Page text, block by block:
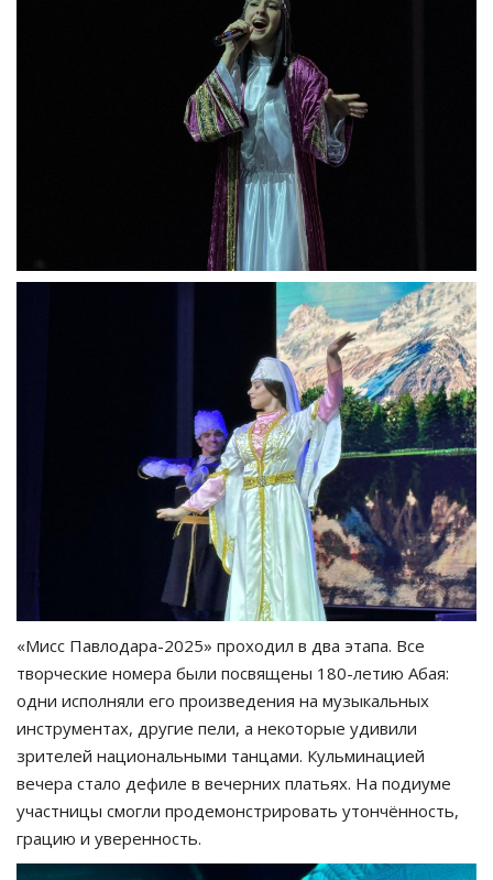
«Мисс Павлодара-2025» проходил в два этапа. Все
творческие номера были посвящены 180-летию Абая:
одни исполняли его произведения на музыкальных
инструментах, другие пели, а некоторые удивили
зрителей национальными танцами. Кульминацией
вечера стало дефиле в вечерних платьях. На подиуме
участницы смогли продемонстрировать утончённость,
грацию и уверенность.